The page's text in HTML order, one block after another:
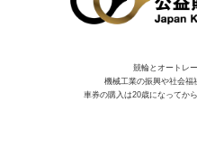
競輪とオートレ
機械⼯業の振興や社会福
車券の購入は20歳になってか